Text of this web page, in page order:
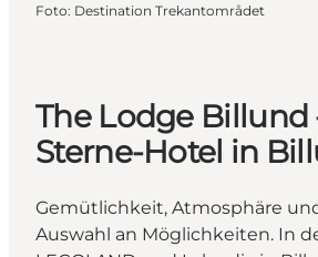
Foto: Destination Trekantområdet
The Lodge Billund
Sterne-Hotel in
Gemütlichkeit, Atmosphäre
Auswahl an Möglichkeiten. In